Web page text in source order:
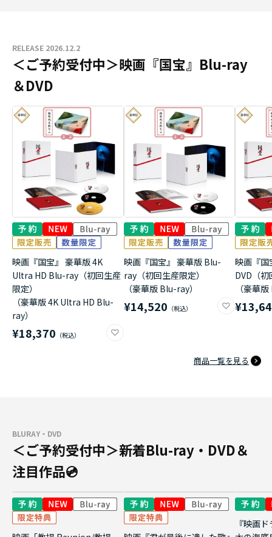
RELEASE 2026.12.2
＜ご予約受付中＞映画『国宝』Blu-ray
＆DVD
映画『国宝』 豪華版 4K
Ultra HD Blu-ray（初回生産
限定）
（豪華版 4K Ultra HD Blu-
ray）
¥18,370
映画『国宝』 豪華版 Blu-
ray（初回生産限定）
（豪華版 Blu-ray）
¥14,520
映画『国
DVD（
（豪華
商品一覧を見る
BLURAY・DVD
＜ご予約受付中＞新着Blu-ray・DVD＆
注目作品💿
『映画